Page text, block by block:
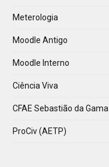
Meterologia
Moodle Antigo
Moodle Interno
Ciência Viva
CFAE Sebastião da Gama
ProCiv (AETP)